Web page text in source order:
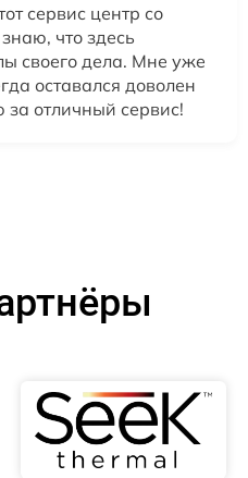
сервис центр со
что здесь
своего дела. Мне уже
оставался доволен
за отличный сервис!